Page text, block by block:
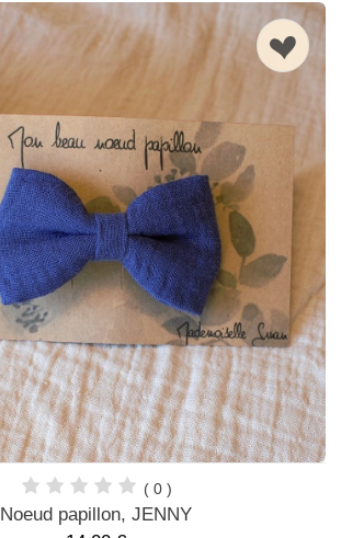
n
( 0 )
Noeud papillon, JENNY